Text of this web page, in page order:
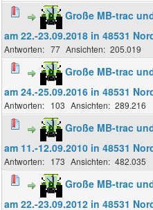
Große MB-trac
am 22.-23.09.2018 in 48531
77 205.019
Große MB-trac
am 24.-25.09.2016 in 48531
103 289.216
Große MB-trac
am 11.-12.09.2010 in 48531
173 482.035
Große MB-trac
am 22.-23.09.2012 in 48531